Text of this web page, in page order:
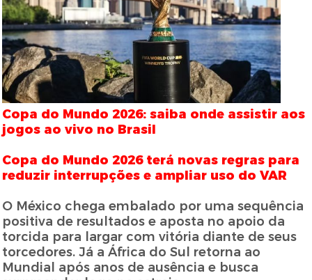
Copa do Mundo 2026: saiba onde assistir aos
jogos ao vivo no Brasil
Copa do Mundo 2026 terá novas regras para
reduzir interrupções e ampliar uso do VAR
O México chega embalado por uma sequência
positiva de resultados e aposta no apoio da
torcida para largar com vitória diante de seus
torcedores. Já a África do Sul retorna ao
Mundial após anos de ausência e busca